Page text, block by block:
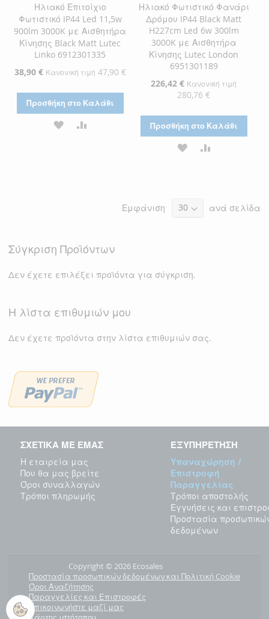
Ηλιακό Επιτοίχιο
Φωτιστικό IP44 Led 11,5w
900lm 3000K με Αισθητήρα
Κίνησης Black Matt Lutec
Linko 6912301335
Ειδική
38,90 € Κανονική τιμή 47,90 €
Προσθήκη στο Καλάθι
ΠΡΟΣΘΉΚΗ
Ηλιακό Φωτιστικό Φανάρι
Δρόμου IP44 Black Matt
H227cm Led 6w 300lm
3000K με Αισθητήρα
Κίνησης Lutec London
6951301189
Ειδική
226,42 € Κανονική τιμή
280,76 €
Προσθήκη στο Καλάθι
ΠΡΟΣΘΉΚΗ
ΕΠΙΘΥΜΙΏΝ
Εμφάνιση
ανά σελίδα
Σύγκριση Προϊόντων
Δεν έχετε επιλέξει προϊόντα για σύγκριση.
Η λίστα επιθυμιών μου
Δεν έχετε προϊόντα στην λίστα επιθυμιών σας.
ΣΧΕΤΙΚΑ ΜΕ ΕΜΑΣ
Η εταιρεία μας
Που θα μας βρείτε
Όροι συναλλαγών
Τρόποι πληρωμής
ΕΞΥΠΗΡΕΤΗΣΗ
Υπαναχώρηση /
Επιστροφή
Παραγγελίας
Τρόποι αποστολής
Εγγυήσεις και
Προστασία
δεδομένων
Copyright © 2026 Ecosales
Προστασία προσωπικών δεδομένων και Πολιτική Cookie
Όροι Αναζήτησης
Παραγγελίες και Επιστροφές
Επικοινωνήστε μαζί μας